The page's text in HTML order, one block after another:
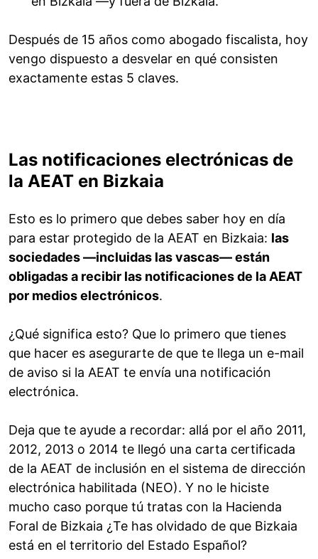
Después de 15 años como abogado fiscalista, hoy
vengo dispuesto a desvelar en qué consisten
exactamente estas 5 claves.
Las notificaciones electrónicas de
la AEAT en Bizkaia
Esto es lo primero que debes saber hoy en día
para estar protegido de la AEAT en Bizkaia: las
sociedades —incluidas las vascas— están
obligadas a recibir las notificaciones de la AEAT
por medios electrónicos.
¿Qué significa esto? Que lo primero que tienes
que hacer es asegurarte de que te llega un e-mail
de aviso si la AEAT te envía una notificación
electrónica.
Deja que te ayude a recordar: allá por el año 2011,
2012, 2013 o 2014 te llegó una carta certificada
de la AEAT de inclusión en el sistema de dirección
electrónica habilitada (NEO). Y no le hiciste
mucho caso porque tú tratas con la Hacienda
Foral de Bizkaia ¿Te has olvidado de que Bizkaia
está en el territorio del Estado Español?